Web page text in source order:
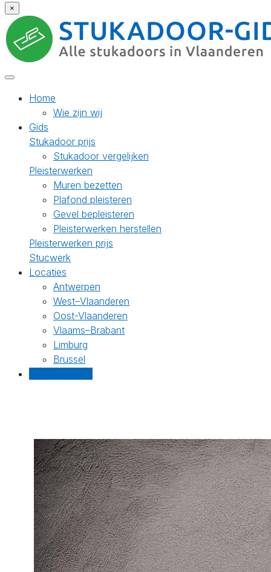
×
Home
Wie zijn wij
Gids
Stukadoor prijs
Stukadoor vergelijken
Pleisterwerken
Muren bezetten
Plafond pleisteren
Gevel bepleisteren
Pleisterwerken herstellen
Pleisterwerken prijs
Stucwerk
Locaties
Antwerpen
West–Vlaanderen
Oost-Vlaanderen
Vlaams–Brabant
Limburg
Brussel